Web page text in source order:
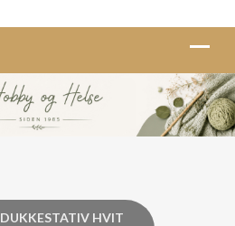
DUKKESTATIV HVIT